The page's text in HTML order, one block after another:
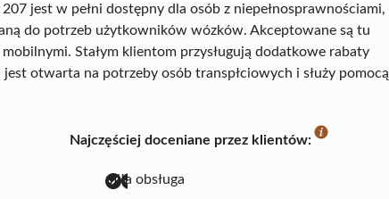
jest w pełni dostępny dla osób z niepełnosprawnościami,
do potrzeb użytkowników wózków. Akceptowane są tu
Stałym klientom przysługują dodatkowe rabaty
otwarta na potrzeby osób transpłciowych i służy pomocą
Najczęściej doceniane przez klientów:
miła obsługa